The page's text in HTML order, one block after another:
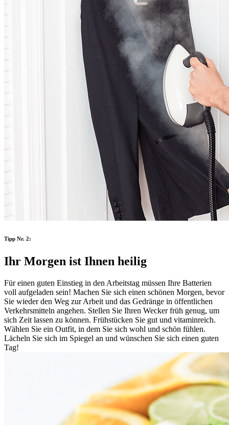
Tipp Nr. 2:
Ihr Morgen ist Ihnen heilig
Für einen guten Einstieg in den Arbeitstag müssen Ihre Batterien
voll aufgeladen sein! Machen Sie sich einen schönen Morgen, bevor
Sie wieder den Weg zur Arbeit und das Gedränge in öffentlichen
Verkehrsmitteln angehen. Stellen Sie Ihren Wecker früh genug, um
sich Zeit lassen zu können. Frühstücken Sie gut und vitaminreich.
Wählen Sie ein Outfit, in dem Sie sich wohl und schön fühlen.
Lächeln Sie sich im Spiegel an und wünschen Sie sich einen guten
Tag!